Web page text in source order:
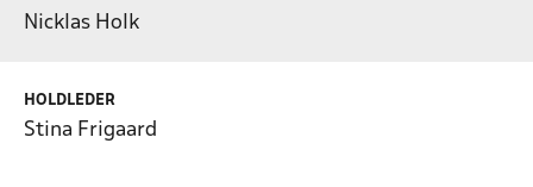
Nicklas Holk
HOLDLEDER
Stina Frigaard